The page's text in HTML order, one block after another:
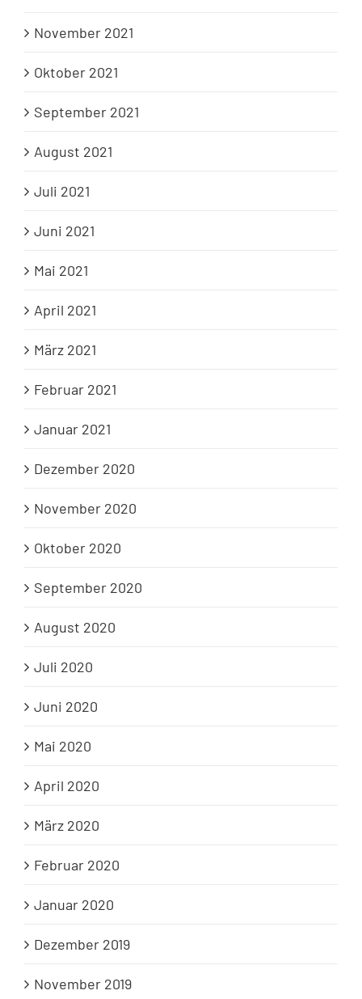
November 2021
Oktober 2021
September 2021
August 2021
Juli 2021
Juni 2021
Mai 2021
April 2021
März 2021
Februar 2021
Januar 2021
Dezember 2020
November 2020
Oktober 2020
September 2020
August 2020
Juli 2020
Juni 2020
Mai 2020
April 2020
März 2020
Februar 2020
Januar 2020
Dezember 2019
November 2019